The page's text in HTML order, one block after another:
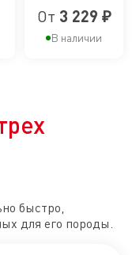
щенков
породы
месяцев
От 3 229 ₽
В наличии
быстро,
для его породы.